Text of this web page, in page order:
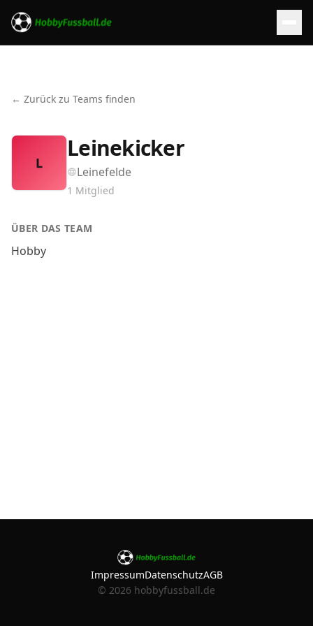
← Zurück zu Teams finden
L
Leinekicker
Leinefelde
1 Mitglied
ÜBER DAS TEAM
Hobby
ImpressumDatenschutzAGB
© 2026 hobbyfussball.de